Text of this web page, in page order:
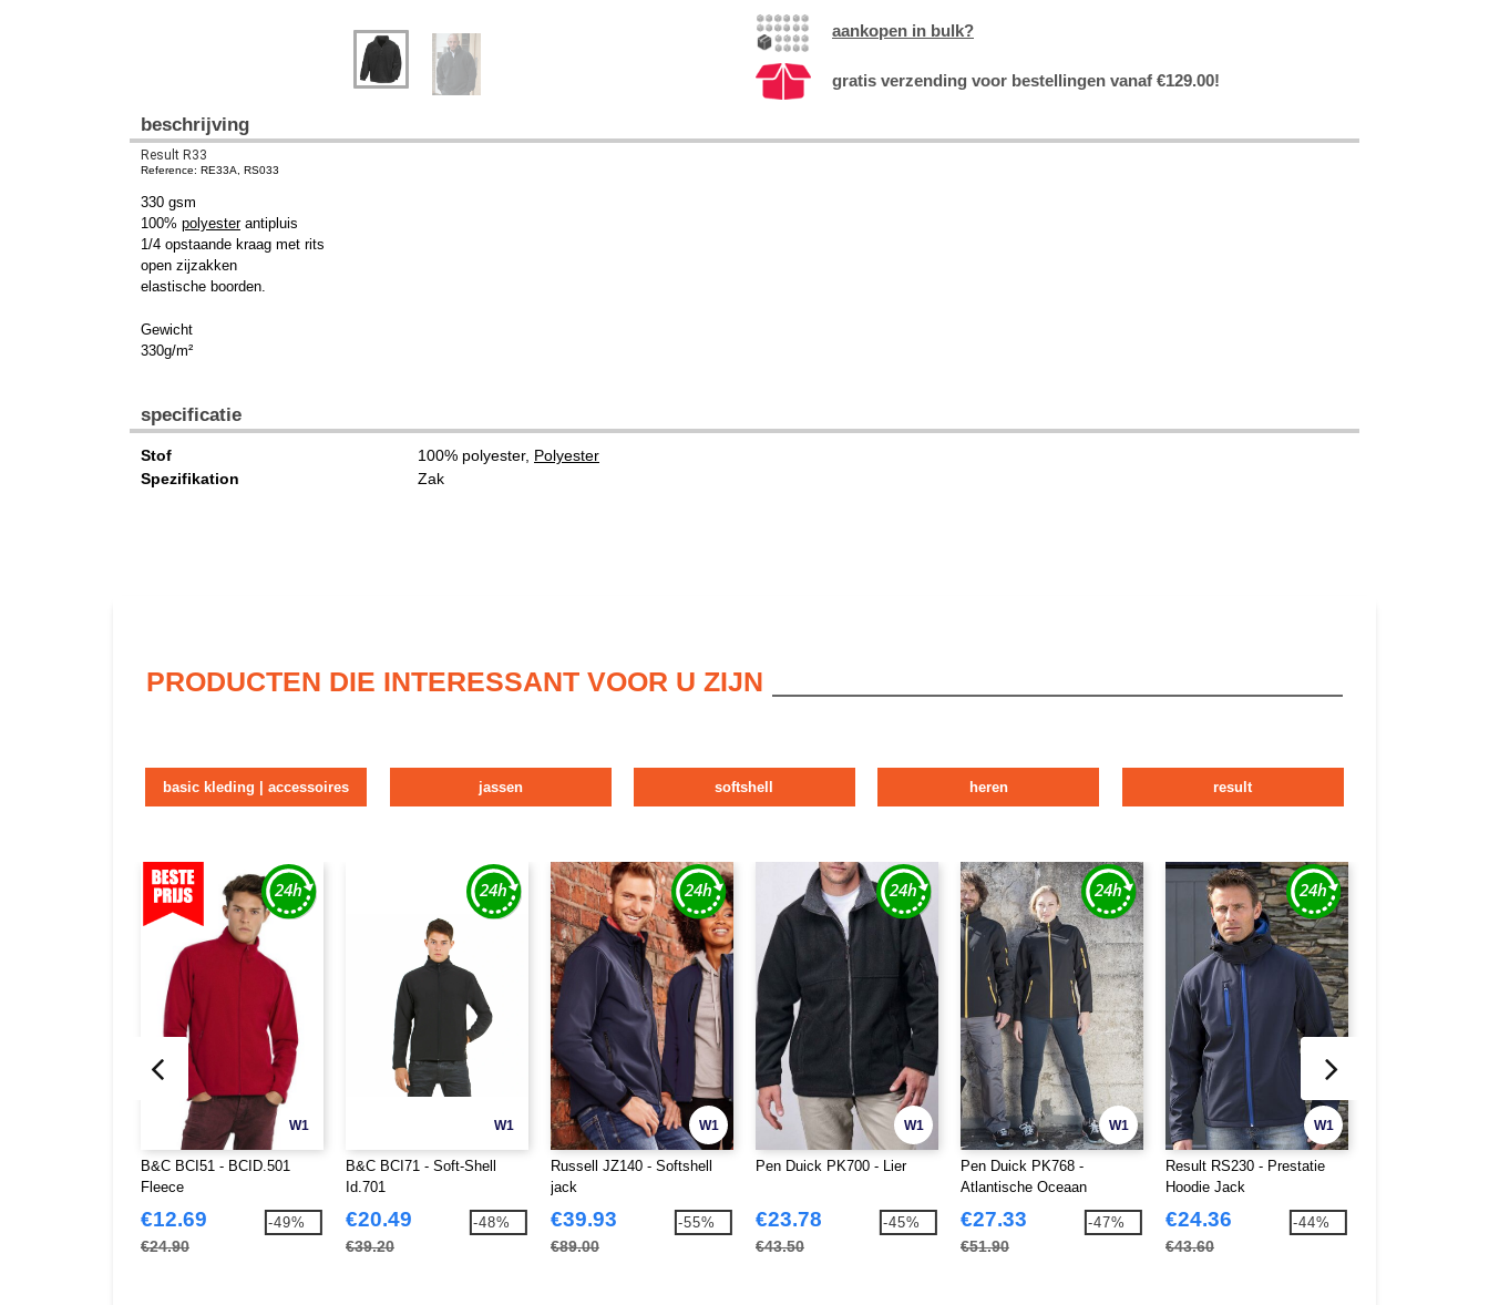
aankopen in bulk?
gratis verzending voor bestellingen vanaf €129.00!
beschrijving
Result R33
Reference: RE33A, RS033
330 gsm
100% polyesterantipluis
1/4 opstaande kraag met rits
open zijzakken
elastische boorden.
Gewicht
330g/m²
specificatie
Stof 100% polyester, Polyester
Spezifikation
Zak
PRODUCTEN DIE INTERESSANT VOOR U ZIJN
basic kleding | accessoires jassen softshell heren result
W1
B&C BCI51 - BCID.501
Fleece
€12.69
€24.90
-49%
W1
B&C BCI71 - Soft-Shell
Id.701
€20.49
€39.20
-48%
W1
Russell JZ140 - Softshell
jack
€39.93
€89.00
-55%
W1
Pen Duick PK700 - Lier
€23.78
€43.50
-45%
W1
Pen Duick PK768 -
Atlantische Oceaan
€27.33
€51.90
-47%
W1
Result RS230 - Prestatie
Hoodie Jack
€24.36
€43.60
-44%